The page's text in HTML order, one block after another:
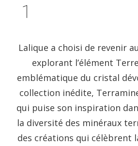
1
Lalique a choisi de revenir
explorant l’élément
emblématique du cristal
collection inédite,
qui puise son inspiration
la diversité des minéraux
des créations qui célèbrent